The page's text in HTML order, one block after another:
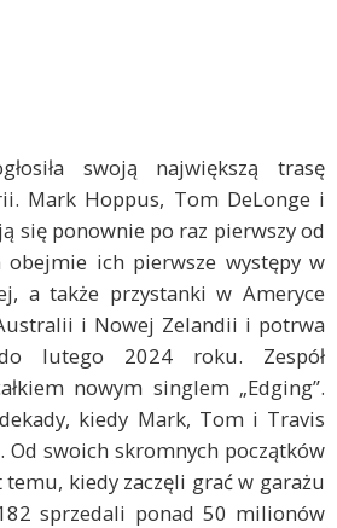
swoją największą trasę
Mark Hoppus, Tom DeLonge i
się ponownie po raz pierwszy od
ich pierwsze występy w
a także przystanki w Ameryce
i Nowej Zelandii i potrwa
lutego 2024 roku. Zespół
nowym singlem „Edging”.
kiedy Mark, Tom i Travis
swoich skromnych początków
kiedy zaczęli grać w garażu
sprzedali ponad 50 milionów